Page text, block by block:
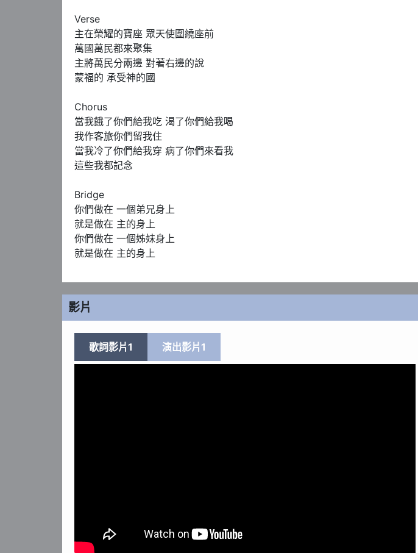
Verse
主在榮耀的寶座 眾天使圍繞座前
萬國萬民都來聚集
主將萬民分兩邊 對著右邊的說
蒙福的 承受神的國
Chorus
當我餓了你們給我吃 渴了你們給我喝
我作客旅你們留我住
當我冷了你們給我穿 病了你們來看我
這些我都記念
Bridge
你們做在 一個弟兄身上
就是做在 主的身上
你們做在 一個姊妹身上
就是做在 主的身上
影片
歌詞影片1 演出影片1